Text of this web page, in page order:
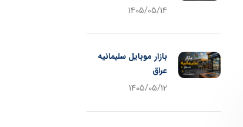
1405/05/14
بازار موبایل سلیمانیه
عراق
1405/05/12